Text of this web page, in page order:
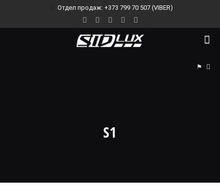
Отдел продаж: +373 799 70 507 (VIBER)
⚑
S1